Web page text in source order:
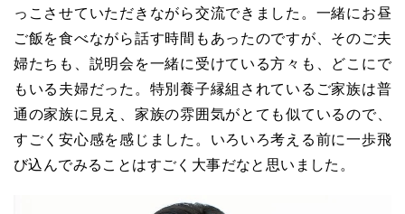
っこさせていただきながら交流できました。一緒にお昼
ご飯を食べながら話す時間もあったのですが、そのご夫
婦たちも、説明会を一緒に受けている方々も、どこにで
もいる夫婦だった。特別養子縁組されているご家族は普
通の家族に見え、家族の雰囲気がとても似ているので、
すごく安心感を感じました。いろいろ考える前に一歩飛
び込んでみることはすごく大事だなと思いました。